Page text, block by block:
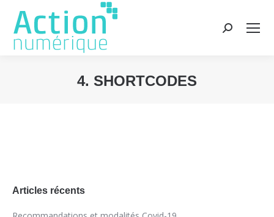
Recherche
4. SHORTCODES
Articles récents